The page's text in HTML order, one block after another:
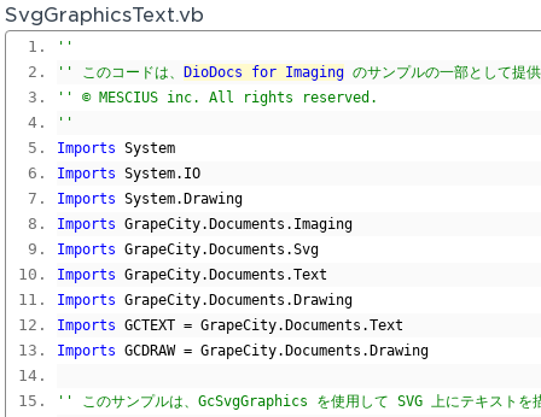
SvgGraphicsText.vb
''
'' このコードは、
DioDocs for Imaging のサンプルの一部として提
'' © MESCIUS inc. All rights reserved.
''
Imports System
Imports System. IO
Imports System. Drawing
Imports GrapeCity. Documents . Imaging
Imports GrapeCity. Documents .Svg
Imports GrapeCity. Documents .Text
Imports GrapeCity. Documents . Drawing
Imports GCTEXT = GrapeCity. Documents .Text
Imports GCDRAW = GrapeCity. Documents . Drawing
'' このサンプルは、GcSvgGraphics を使用して SVG 上にテキストを